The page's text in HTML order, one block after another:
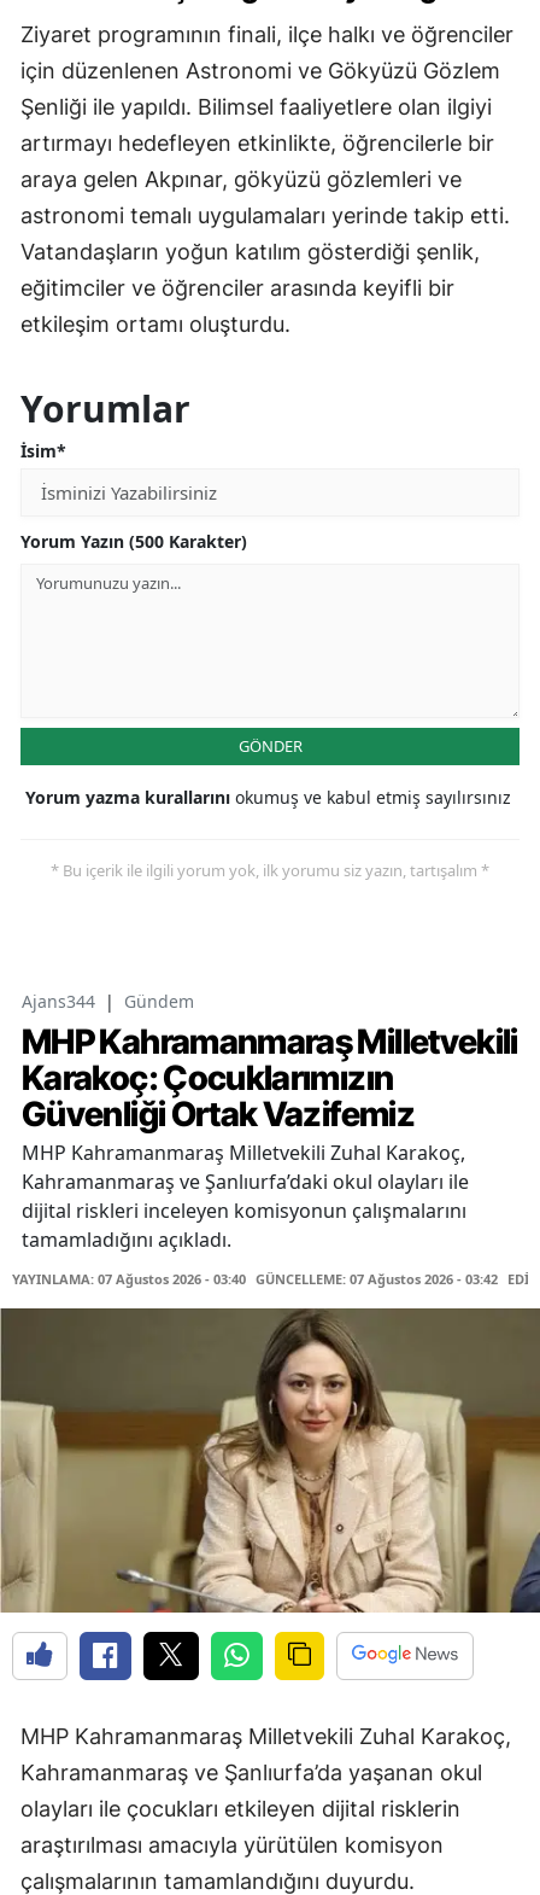
Ziyaret programının finali, ilçe halkı ve öğrenciler
için düzenlenen Astronomi ve Gökyüzü Gözlem
Şenliği ile yapıldı. Bilimsel faaliyetlere olan ilgiyi
artırmayı hedefleyen etkinlikte, öğrencilerle bir
araya gelen Akpınar, gökyüzü gözlemleri ve
astronomi temalı uygulamaları yerinde takip etti.
Vatandaşların yoğun katılım gösterdiği şenlik,
eğitimciler ve öğrenciler arasında keyifli bir
etkileşim ortamı oluşturdu.
Yorumlar
İsim*
Yorum Yazın (500 Karakter)
GÖNDER
Yorum yazma kurallarını okumuş ve kabul etmiş sayılırsınız
* Bu içerik ile ilgili yorum yok, ilk yorumu siz yazın, tartışalım *
Ajans344 | Gündem
MHP Kahramanmaraş Milletvekili
Karakoç: Çocuklarımızın
Güvenliği Ortak Vazifemiz
MHP Kahramanmaraş Milletvekili Zuhal Karakoç,
Kahramanmaraş ve Şanlıurfa’daki okul olayları ile
dijital riskleri inceleyen komisyonun çalışmalarını
tamamladığını açıkladı.
YAYINLAMA: 07 Ağustos 2026 - 03:40 GÜNCELLEME: 07 Ağustos 2026 - 03:42
MHP Kahramanmaraş Milletvekili Zuhal Karakoç,
Kahramanmaraş ve Şanlıurfa’da yaşanan okul
olayları ile çocukları etkileyen dijital risklerin
araştırılması amacıyla yürütülen komisyon
çalışmalarının tamamlandığını duyurdu.